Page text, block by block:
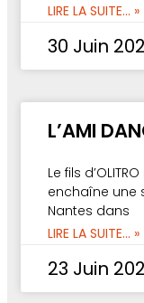
LIRE LA SUITE... »
30 Juin
L’AMI
Le fils
enchaîne une
Nantes dans
LIRE LA SUITE... »
23 Juin